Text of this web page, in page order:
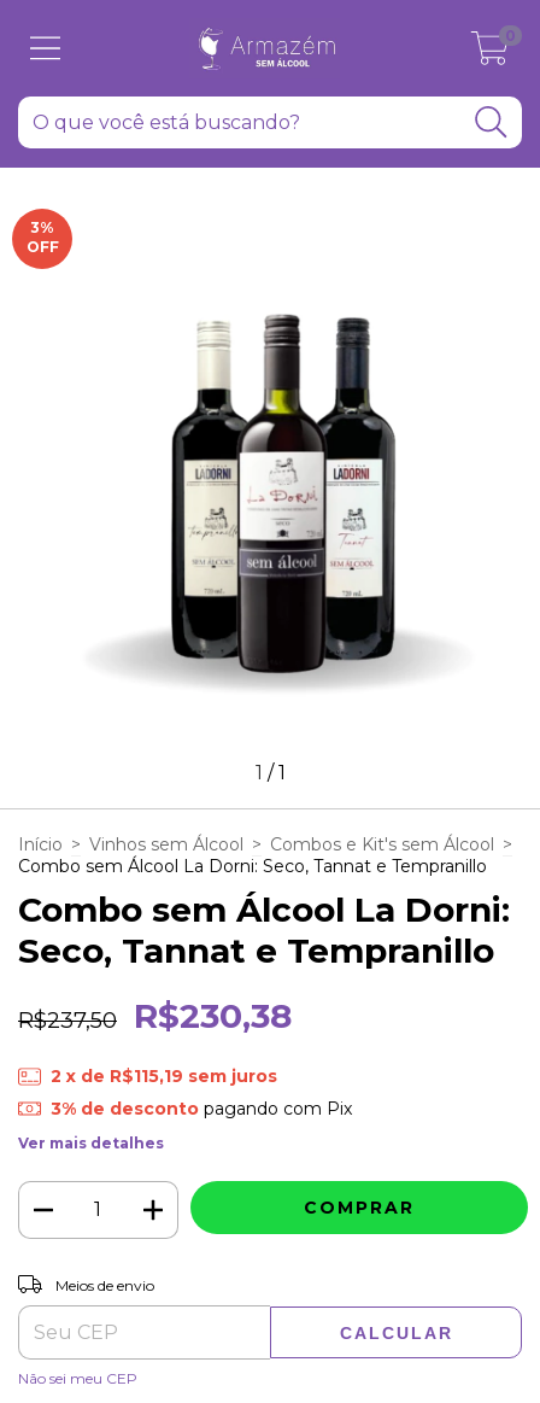
0
3%
OFF
1 /1
Início > Vinhos sem Álcool > Combos e Kit's sem Álcool >
Combo sem Álcool La Dorni: Seco, Tannat e Tempranillo
Combo sem Álcool La Dorni:
Seco, Tannat e Tempranillo
R$237,50 R$230,38
2 x de R$115,19 sem juros
3% de descontopagando com Pix
Ver mais detalhes
Entregas para o CEP:
Meios de envio
CALCULAR
Não sei meu CEP